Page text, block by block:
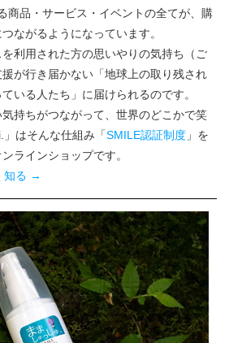
商品・サービス・イベントの全てが、購
ながるようになっています。
利用された方の思いやりの気持ち（ご
が行き届かない「地球上の取り残され
いる人たち」に届けられるのです。
持ちがつながって、世界のどこかで笑
はそんな仕組み「SMILE認証制度 」を
ラインショップです。
知る →